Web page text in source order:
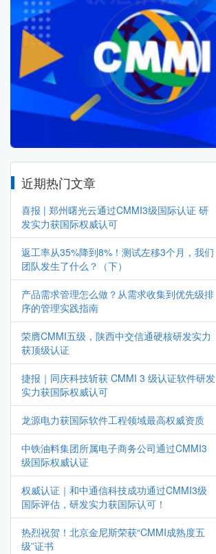
近期热门文章
喜报 | 郑州曙光云通过CMMI3级国际认证 研
发实力获国际权威认可
返工率从35%降到8%！测试左移3个月，我们
团队发生了什么？（下）
产品需求管理怎么做？从需求收集到优先级排
序的管理实践指南
荣膺CMMI五级，陕西中交信通硬核研发实力
获顶级认证
捷报｜同庆科技斩获 CMMI 3 级认证软件研发
实力获国际权威认可
龙源电力获国际软件工程领域最高权威资质
中铁油料集团所属电子商务公司通过CMMI3
级国际权威认证
权威认证｜和中通信科技成功通过CMMI3级
国际评估，研发实力获国际认可！
热烈祝贺！北京金尼斯荣获“CMMI成熟度五
级”证书